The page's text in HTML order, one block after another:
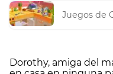
Juegos de
Dorothy, amiga del